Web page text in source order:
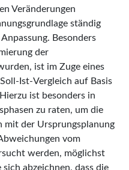
Veränderungen
ständig
Besonders
der
ist im Zuge eines
Ist-Vergleich auf Basis
ist besonders in
zu raten, um die
mit der Ursprungsplanung
vom
werden, möglichst
abzeichnen, dass die